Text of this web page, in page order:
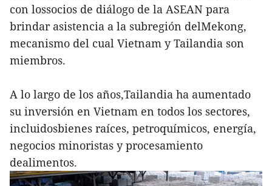
con lossocios de diálogo de la ASEAN para
brindar asistencia a la subregión delMekong,
mecanismo del cual Vietnam y Tailandia son
miembros.
A lo largo de los años,Tailandia ha aumentado
su inversión en Vietnam en todos los sectores,
incluidosbienes raíces, petroquímicos, energía,
negocios minoristas y procesamiento
dealimentos.